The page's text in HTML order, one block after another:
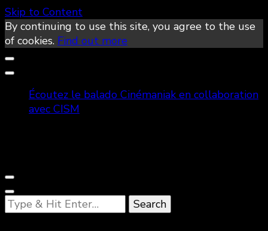
Skip to Content
By continuing to use this site, you agree to the use
of cookies. Find out more
Écoutez le balado Cinémaniak en collaboration
avec CISM
Looking
for